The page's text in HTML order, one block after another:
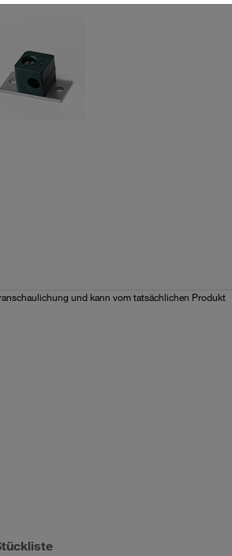
und kann vom tatsächlichen Produkt